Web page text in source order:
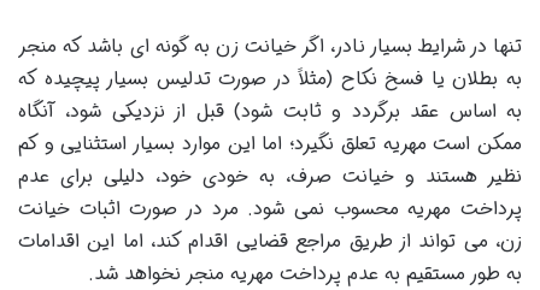
تنها در شرایط بسیار نادر، اگر خیانت زن به گونه ای باشد که منجر
به بطلان یا فسخ نکاح (مثلاً در صورت تدلیس بسیار پیچیده که
به اساس عقد برگردد و ثابت شود) قبل از نزدیکی شود، آنگاه
ممکن است مهریه تعلق نگیرد؛ اما این موارد بسیار استثنایی و کم
نظیر هستند و خیانت صرف، به خودی خود، دلیلی برای عدم
پرداخت مهریه محسوب نمی شود. مرد در صورت اثبات خیانت
زن، می تواند از طریق مراجع قضایی اقدام کند، اما این اقدامات
به طور مستقیم به عدم پرداخت مهریه منجر نخواهد شد.